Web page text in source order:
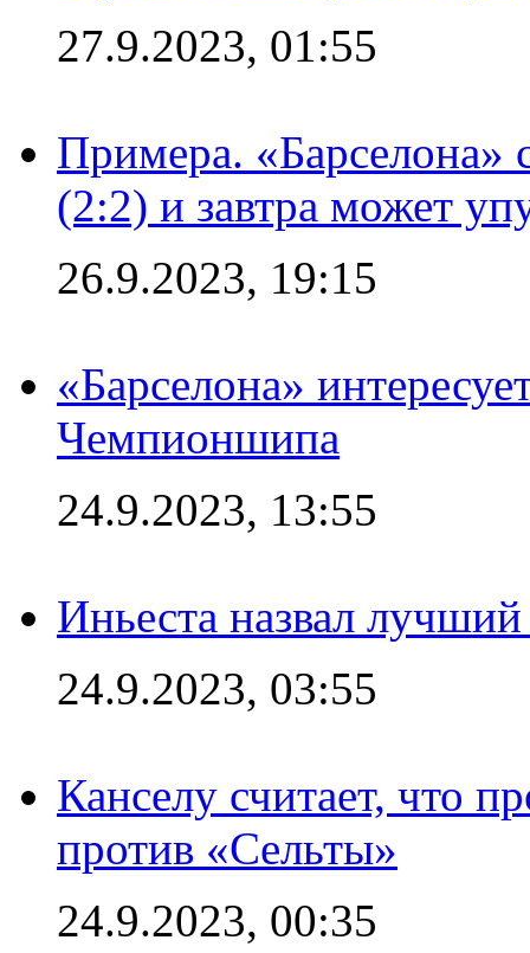
27.9.2023, 01:55
Примера. «Барселона»
(2:2) и завтра может
26.9.2023, 19:15
«Барселона»
Чемпионшипа
24.9.2023, 13:55
Иньеста назвал
24.9.2023, 03:55
Канселу считает, что
против «Сельты»
24.9.2023, 00:35